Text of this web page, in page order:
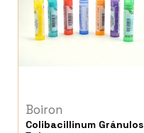
Boiron
Colibacillinum Gránulos